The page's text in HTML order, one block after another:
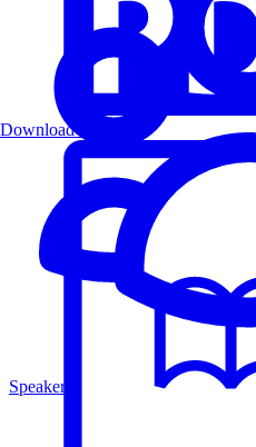
Speakers
Download PDF